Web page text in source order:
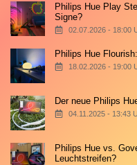
Philips Hue Play
Signe?
02.07.2026 - 18:00
Philips Hue
18.02.2026 - 19:00
Der neue Philips
04.11.2025 - 13:43
Philips Hue vs.
Leuchtstreifen?